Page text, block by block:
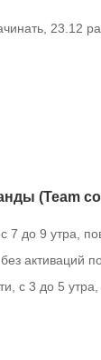
23.12
(Team
7 до 9 утра,
активаций
с 3 до 5